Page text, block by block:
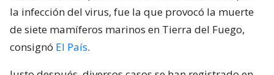
la infección del virus, fue la que provocó la muerte
de siete mamíferos marinos en Tierra del Fuego,
consignó El País.